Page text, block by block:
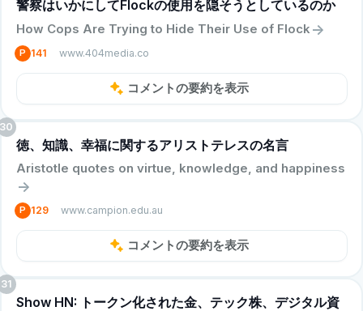
警察はいかにしてFlockの使用を隠そうとしているのか
How Cops Are Trying to Hide Their Use of Flock ->
P 141 www.404media.co
コメントの要約を表示
30
徳、知識、幸福に関するアリストテレスの名言
Aristotle quotes on virtue, knowledge, and happiness
->
P 129 www.campion.edu.au
コメントの要約を表示
31
Show HN: トークン化された金、テック株、デジタル資